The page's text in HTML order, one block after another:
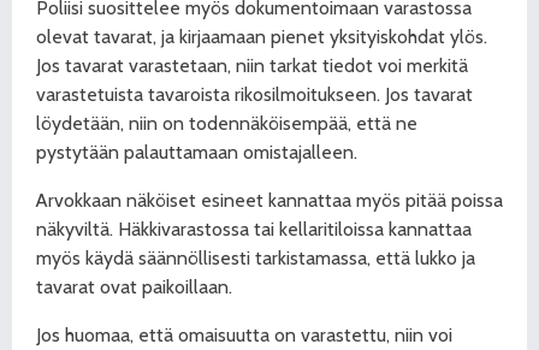
Poliisi suosittelee myös dokumentoimaan varastossa
olevat tavarat, ja kirjaamaan pienet yksityiskohdat ylös.
Jos tavarat varastetaan, niin tarkat tiedot voi merkitä
varastetuista tavaroista rikosilmoitukseen. Jos tavarat
löydetään, niin on todennäköisempää, että ne
pystytään palauttamaan omistajalleen.
Arvokkaan näköiset esineet kannattaa myös pitää poissa
näkyviltä. Häkkivarastossa tai kellaritiloissa kannattaa
myös käydä säännöllisesti tarkistamassa, että lukko ja
tavarat ovat paikoillaan.
Jos huomaa, että omaisuutta on varastettu, niin voi